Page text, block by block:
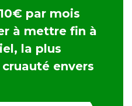
par mois
à mettre fin à
la plus
envers